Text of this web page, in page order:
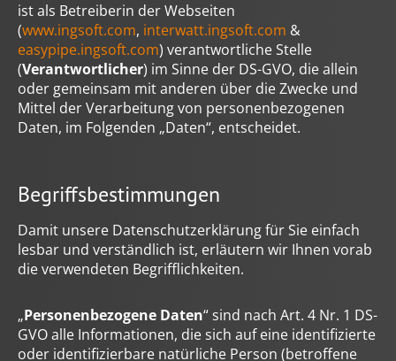
ist als Betreiberin der Webseiten
(www.ingsoft.com, interwatt.ingsoft.com &
easypipe.ingsoft.com) verantwortliche Stelle
(Verantwortlicher) im Sinne der DS-GVO, die allein
oder gemeinsam mit anderen über die Zwecke und
Mittel der Verarbeitung von personenbezogenen
Daten, im Folgenden „Daten“, entscheidet.
Begriffsbestimmungen
Damit unsere Datenschutzerklärung für Sie einfach
lesbar und verständlich ist, erläutern wir Ihnen vorab
die verwendeten Begrifflichkeiten.
„Personenbezogene Daten“ sind nach Art. 4 Nr. 1 DS-
GVO alle Informationen, die sich auf eine identifizierte
oder identifizierbare natürliche Person (betroffene